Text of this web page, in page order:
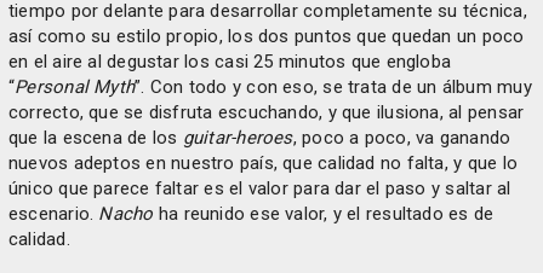
tiempo por delante para desarrollar completamente su técnica,
así como su estilo propio, los dos puntos que quedan un poco
en el aire al degustar los casi 25 minutos que engloba
“Personal Myth”. Con todo y con eso, se trata de un álbum muy
correcto, que se disfruta escuchando, y que ilusiona, al pensar
que la escena de los guitar-heroes, poco a poco, va ganando
nuevos adeptos en nuestro país, que calidad no falta, y que lo
único que parece faltar es el valor para dar el paso y saltar al
escenario. Nacho ha reunido ese valor, y el resultado es de
calidad.